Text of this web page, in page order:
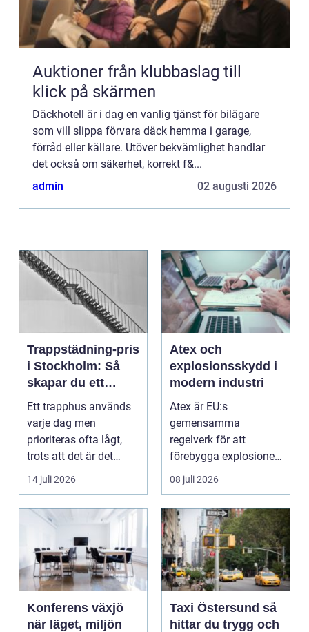
Auktioner från klubbaslag till
klick på skärmen
Däckhotell är i dag en vanlig tjänst för bilägare
som vill slippa förvara däck hemma i garage,
förråd eller källare. Utöver bekvämlighet handlar
det också om säkerhet, korrekt f&...
admin
02 augusti 2026
Trappstädning-pris
i Stockholm: Så
skapar du ett
tryggt och trivsamt
trapphus
Ett trapphus används
varje dag men
prioriteras ofta lågt,
trots att det är det
f&oum...
14 juli 2026
Atex och
explosionsskydd i
modern industri
Atex är EU:s
gemensamma
regelverk för att
förebygga explosioner
i arbetsmiljöer ...
08 juli 2026
Konferens växjö
när läget, miljön
Taxi Östersund så
hittar du trygg och